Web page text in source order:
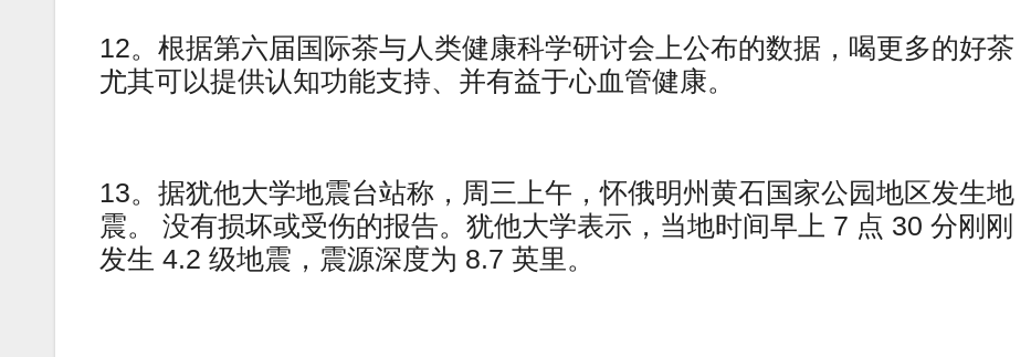
12。根据第六届国际茶与人类健康科学研讨会上公布的数据，喝更多的好茶
尤其可以提供认知功能支持、并有益于心血管健康。
13。据犹他大学地震台站称，周三上午，怀俄明州黄石国家公园地区发生地
震。 没有损坏或受伤的报告。犹他大学表示，当地时间早上 7 点 30 分刚刚
发生 4.2 级地震，震源深度为 8.7 英里。